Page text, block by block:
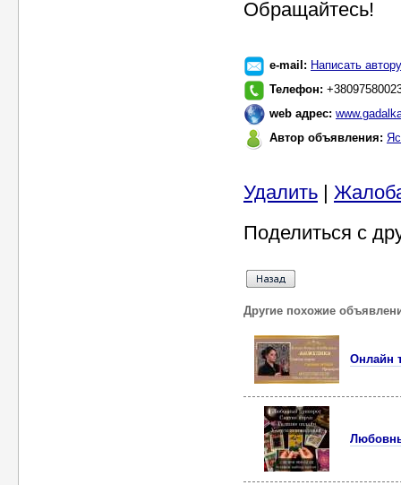
Обращайтесь!
e-mail: Написать автору
Телефон:
web адрес:
Автор объявления:
Удалить |
Поделиться с
Другие похожие
Онлайн